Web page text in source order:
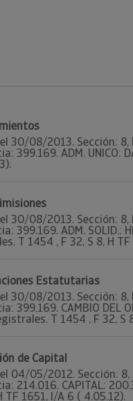
30/08/2013. Sección: 8,
399.169. ADM. UNICO:
30/08/2013. Sección: 8,
399.169. ADM. SOLID.:
T 1454 , F 32, S 8, H
Estatutarias
30/08/2013. Sección: 8,
399.169. CAMBIO DEL
T 1454 , F 32, S
de Capital
04/05/2012. Sección: 8,
214.016. CAPITAL:
TF 1651, I/A 6 ( 4.05.12).